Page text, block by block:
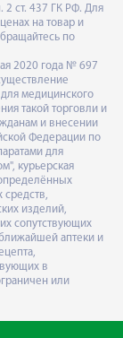
ст. 437 ГК РФ. Для
на товар и
по
2020 года № 697
медицинского
такой торговли и
и внесении
Федерации по
для
курьерская
средств,
изделий,
сопутствующих
аптеки и
в
или